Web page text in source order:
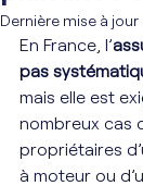
Dernière mise à jour :
En France, l’
pas
mais elle est
nombreux cas
propriétaires
à moteur ou